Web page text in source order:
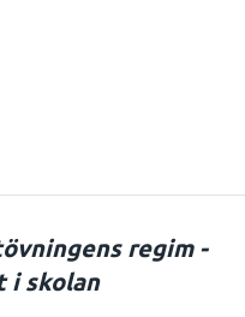
regim -
i skolan